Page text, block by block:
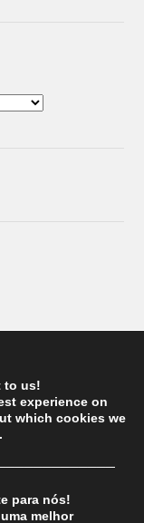
to us!
experience on
which cookies we
.
para nós!
melhor